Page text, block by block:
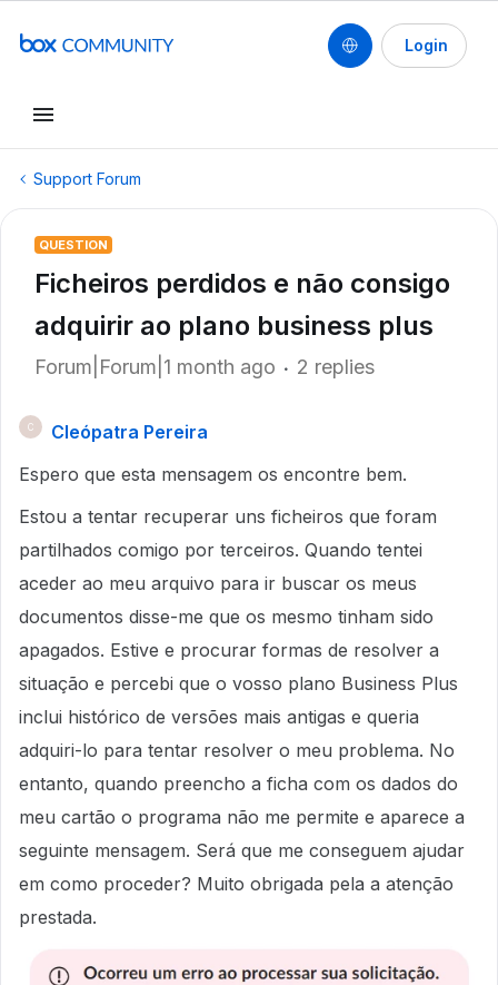
Login
Support Forum
QUESTION
Ficheiros perdidos e não consigo
adquirir ao plano business plus
Forum|Forum|1 month ago 2 replies
C
Cleópatra Pereira
Espero que esta mensagem os encontre bem.
Estou a tentar recuperar uns ficheiros que foram
partilhados comigo por terceiros. Quando tentei
aceder ao meu arquivo para ir buscar os meus
documentos disse-me que os mesmo tinham sido
apagados. Estive e procurar formas de resolver a
situação e percebi que o vosso plano Business Plus
inclui histórico de versões mais antigas e queria
adquiri-lo para tentar resolver o meu problema. No
entanto, quando preencho a ficha com os dados do
meu cartão o programa não me permite e aparece a
seguinte mensagem. Será que me conseguem ajudar
em como proceder? Muito obrigada pela a atenção
prestada.